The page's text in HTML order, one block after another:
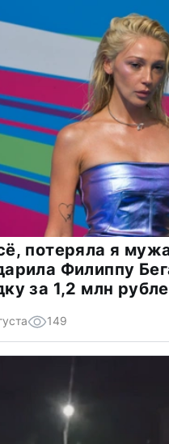
потеряла я
Филиппу
за 1,2 млн
149